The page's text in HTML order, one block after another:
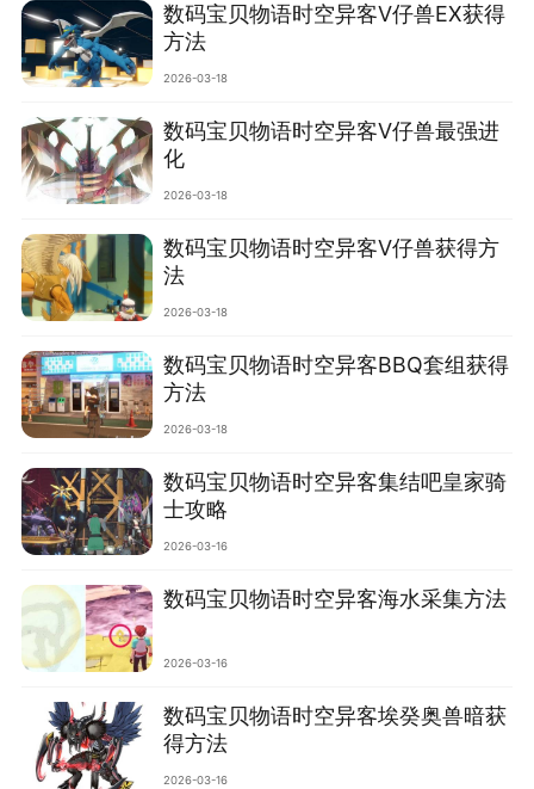
数码宝贝物语时空异客V仔兽EX获得
方法
2026-03-18
数码宝贝物语时空异客V仔兽最强进
化
2026-03-18
数码宝贝物语时空异客V仔兽获得方
法
2026-03-18
数码宝贝物语时空异客BBQ套组获得
方法
2026-03-18
数码宝贝物语时空异客集结吧皇家骑
士攻略
2026-03-16
数码宝贝物语时空异客海水采集方法
2026-03-16
数码宝贝物语时空异客埃癸奥兽暗获
得方法
2026-03-16